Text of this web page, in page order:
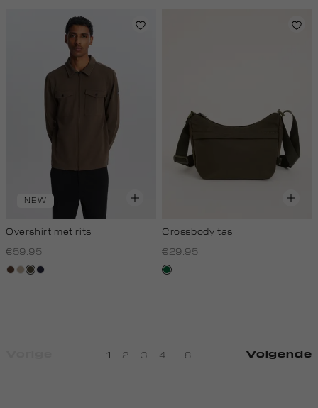
NEW
Overshirt met rits
€59.95
donkerbruin
kit,donkerkhaki
blauw,
Crossbody tas
€29.95
donkergroen
1 2 3 4 ... 8 Volgende